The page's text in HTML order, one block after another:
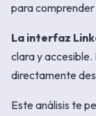
para
La interfaz
clara y
directamente
Este análisis te